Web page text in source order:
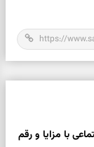
با مزایا و رقم